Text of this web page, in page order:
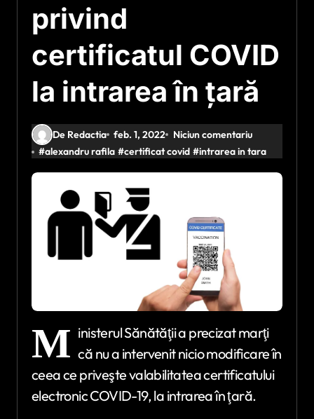
privind
certificatul COVID
la intrarea în ţară
De Redactia feb. 1, 2022
Niciun comentariu
#alexandru rafila #certificat covid #intrarea in tara
M inisterul Sănătăţii a precizat marţi
că nu a intervenit nicio modificare în
ceea ce priveşte valabilitatea certificatului
electronic COVID-19, la intrarea în ţară.